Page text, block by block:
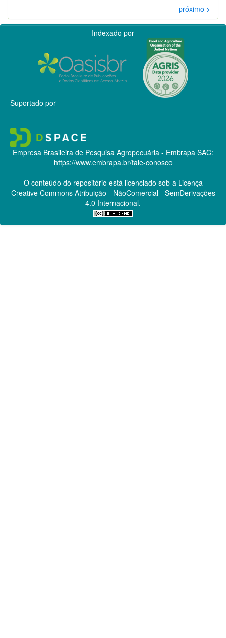
próximo >
Indexado por
Suportado por
Empresa Brasileira de Pesquisa Agropecuária - Embrapa SAC:
https://www.embrapa.br/fale-conosco
O conteúdo do repositório está licenciado sob a Licença
Creative CommonsAtribuição - NãoComercial - SemDerivações
4.0 Internacional.